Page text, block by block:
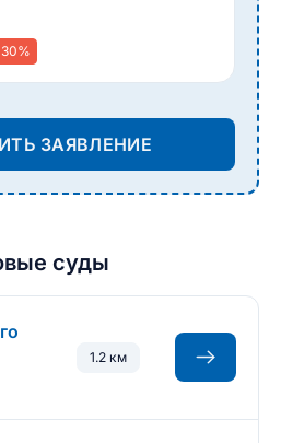
ЗАЯВЛЕНИЕ
суды
1.2 км